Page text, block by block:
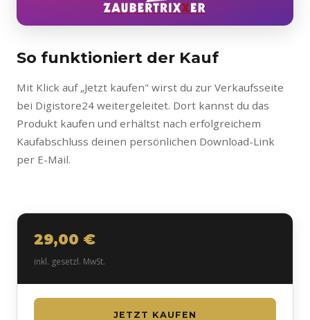
So funktioniert der Kauf
Mit Klick auf „Jetzt kaufen" wirst du zur Verkaufsseite
bei Digistore24 weitergeleitet. Dort kannst du das
Produkt kaufen und erhältst nach erfolgreichem
Kaufabschluss deinen persönlichen Download-Link
per E-Mail.
29,00 €
inkl. gesetzl. MwSt.
JETZT KAUFEN